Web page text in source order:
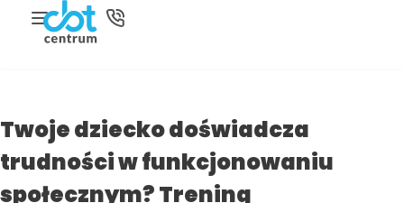
Twoje dziecko doświadcza
trudności w funkcjonowaniu
społecznym? Trening